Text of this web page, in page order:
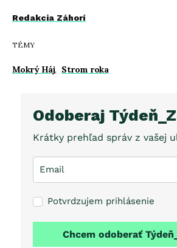
Redakcia Záhorí
TÉMY
Mokrý Háj, Strom roka
Odoberaj
Krátky prehľad správ z vašej
Potvrdzujem prihlásenie
Chcem odoberať